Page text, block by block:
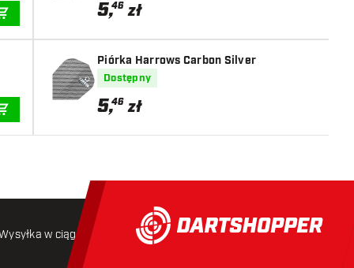
DODAJ DO KOSZYKA
DODAJ DO KOSZYKA
5,46 zł
Piórka Harrows Carbon Silver
Dostępny
5,46 zł
w ciągu 24 godzin Darmowa wysyłka od 250 złoty